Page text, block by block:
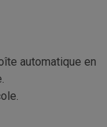
automatique en